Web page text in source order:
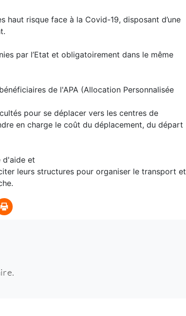
haut risque face à la Covid-19, disposant d’une
par l’Etat et obligatoirement dans le même
de l'APA (Allocation Personnalisée
pour se déplacer vers les centres de
en charge le coût du déplacement, du départ
d'aide et
leurs structures pour organiser le transport et